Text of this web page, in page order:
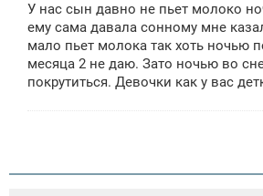
б
щ
н
и
У нас сын давно не пьет молоко
ему сама давала сонному мне
мало пьет молока так хоть ночью
месяца 2 не даю. Зато ночью во
покрутиться. Девочки как у вас